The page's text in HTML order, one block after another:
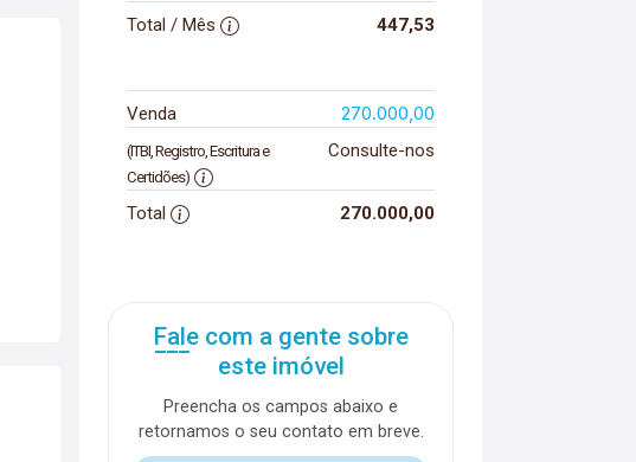
Total / Mês
447,53
Venda 270.000,00
(ITBI, Registro, Escritura e
Certidões)
Consulte-nos
Total 270.000,00
Fale com a gente sobre
este imóvel
Preencha os campos abaixo e
retornamos o seu contato em breve.